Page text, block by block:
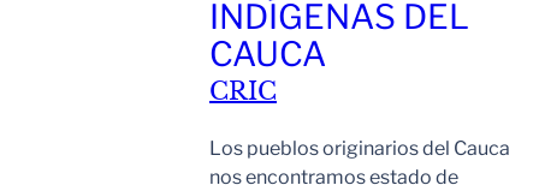
INDÍGENAS DEL
CAUCA
CRIC
Los pueblos originarios del Cauca
nos encontramos estado de